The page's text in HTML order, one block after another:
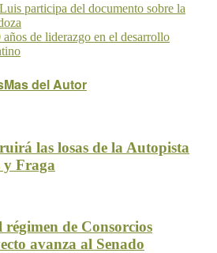
participa del documento sobre la
de liderazgo en el desarrollo
Mas del Autor
las losas de la Autopista
y Fraga
de Consorcios
avanza al Senado